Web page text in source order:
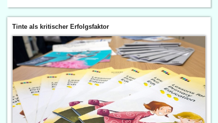
Tinte als kritischer Erfolgsfaktor